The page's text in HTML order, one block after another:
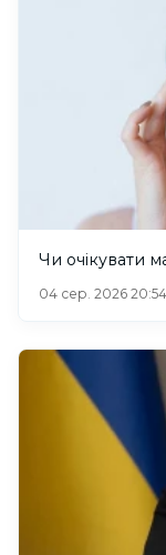
Чи очікувати
04 сер. 2026 20:54